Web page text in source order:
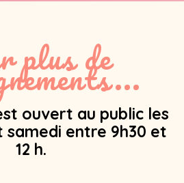
plus de
ouvert au public les
samedi entre 9h30 et
12 h.